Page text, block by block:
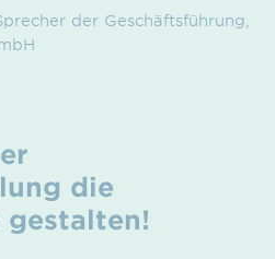
der Geschäftsführung,
die
gestalten!